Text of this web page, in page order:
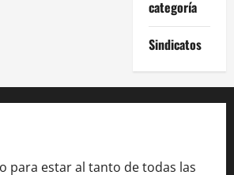
categoría
Sindicatos
para estar al tanto de todas las